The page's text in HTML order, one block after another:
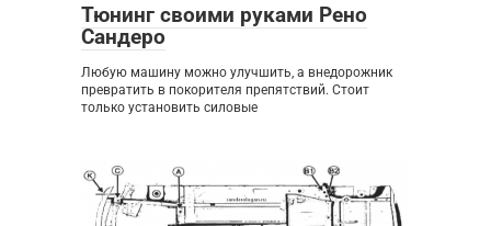
Тюнинг своими руками Рено
Сандеро
Любую машину можно улучшить, а внедорожник
превратить в покорителя препятствий. Стоит
только установить силовые